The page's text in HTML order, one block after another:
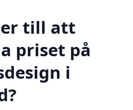
till att
priset på
i